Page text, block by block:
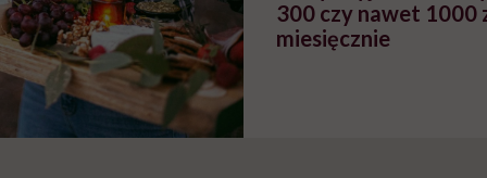
300 czy nawet 1000
miesięcznie